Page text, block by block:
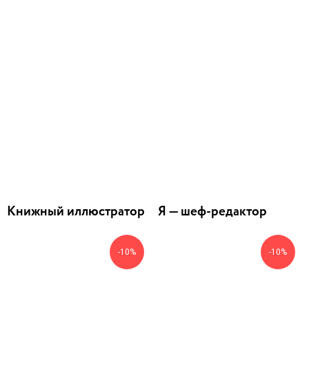
Книжный иллюстратор Я — шеф-редактор
-10% -10%